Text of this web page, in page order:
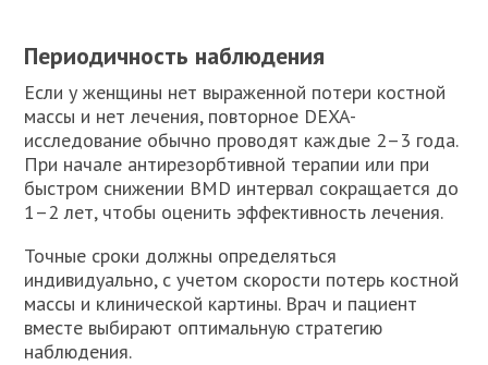
Периодичность наблюдения
Если у женщины нет выраженной потери костной
массы и нет лечения, повторное DEXA-
исследование обычно проводят каждые 2–3 года.
При начале антирезорбтивной терапии или при
быстром снижении BMD интервал сокращается до
1–2 лет, чтобы оценить эффективность лечения.
Точные сроки должны определяться
индивидуально, с учетом скорости потерь костной
массы и клинической картины. Врач и пациент
вместе выбирают оптимальную стратегию
наблюдения.